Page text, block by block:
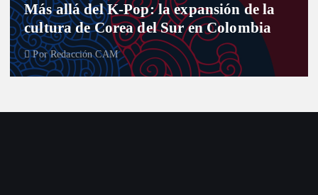
Más allá del K-Pop: la expansión de la
cultura de Corea del Sur en Colombia
PorRedacción CAM